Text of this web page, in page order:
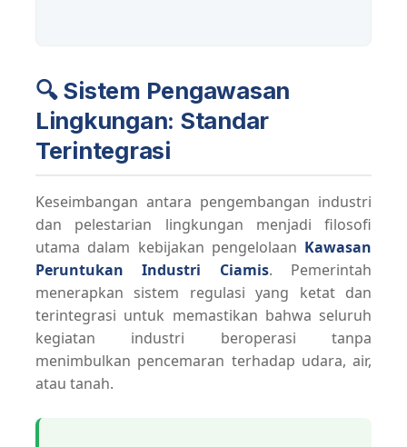
🔍 Sistem Pengawasan
Lingkungan: Standar
Terintegrasi
Keseimbangan antara pengembangan industri
dan pelestarian lingkungan menjadi filosofi
utama dalam kebijakan pengelolaan Kawasan
Peruntukan Industri Ciamis. Pemerintah
menerapkan sistem regulasi yang ketat dan
terintegrasi untuk memastikan bahwa seluruh
kegiatan industri beroperasi tanpa
menimbulkan pencemaran terhadap udara, air,
atau tanah.